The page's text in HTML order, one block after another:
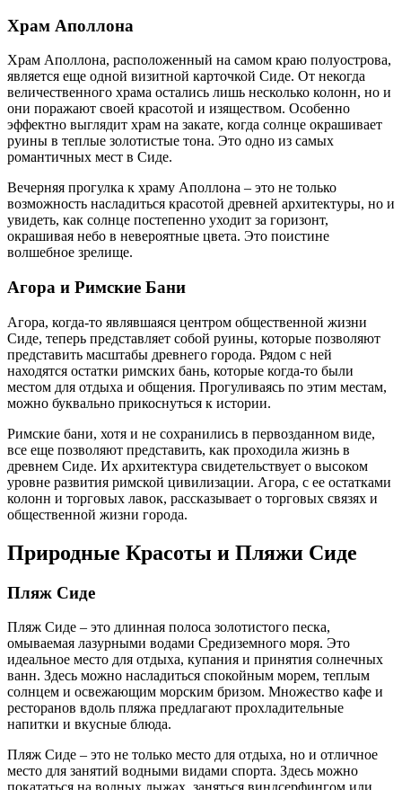
Храм Аполлона
Храм Аполлона, расположенный на самом краю полуострова,
является еще одной визитной карточкой Сиде. От некогда
величественного храма остались лишь несколько колонн, но и
они поражают своей красотой и изяществом. Особенно
эффектно выглядит храм на закате, когда солнце окрашивает
руины в теплые золотистые тона. Это одно из самых
романтичных мест в Сиде.
Вечерняя прогулка к храму Аполлона – это не только
возможность насладиться красотой древней архитектуры, но и
увидеть, как солнце постепенно уходит за горизонт,
окрашивая небо в невероятные цвета. Это поистине
волшебное зрелище.
Агора и Римские Бани
Агора, когда-то являвшаяся центром общественной жизни
Сиде, теперь представляет собой руины, которые позволяют
представить масштабы древнего города. Рядом с ней
находятся остатки римских бань, которые когда-то были
местом для отдыха и общения. Прогуливаясь по этим местам,
можно буквально прикоснуться к истории.
Римские бани, хотя и не сохранились в первозданном виде,
все еще позволяют представить, как проходила жизнь в
древнем Сиде. Их архитектура свидетельствует о высоком
уровне развития римской цивилизации. Агора, с ее остатками
колонн и торговых лавок, рассказывает о торговых связях и
общественной жизни города.
Природные Красоты и Пляжи Сиде
Пляж Сиде
Пляж Сиде – это длинная полоса золотистого песка,
омываемая лазурными водами Средиземного моря. Это
идеальное место для отдыха, купания и принятия солнечных
ванн. Здесь можно насладиться спокойным морем, теплым
солнцем и освежающим морским бризом. Множество кафе и
ресторанов вдоль пляжа предлагают прохладительные
напитки и вкусные блюда.
Пляж Сиде – это не только место для отдыха, но и отличное
место для занятий водными видами спорта. Здесь можно